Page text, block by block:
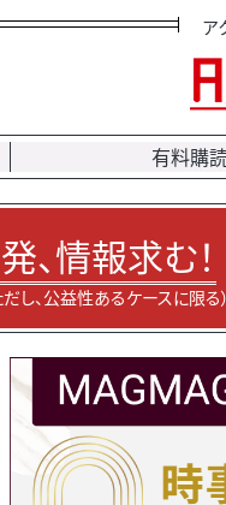
ア
有料購
、情報求む！
し、公益性あるケースに限る）